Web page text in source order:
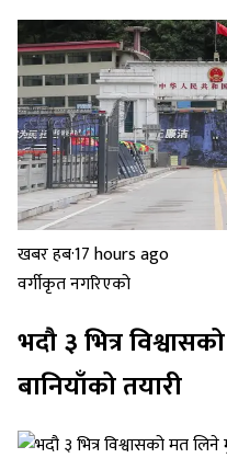
खबर हब·17 hours ago
वर्गीकृत नगरिएको
भदौ ३ भित्र
बानियाँको तयारी